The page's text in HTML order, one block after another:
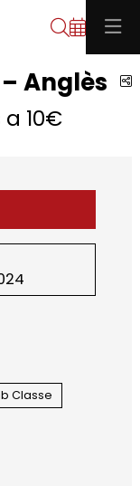
Cerca
Anglès
10€
Classe